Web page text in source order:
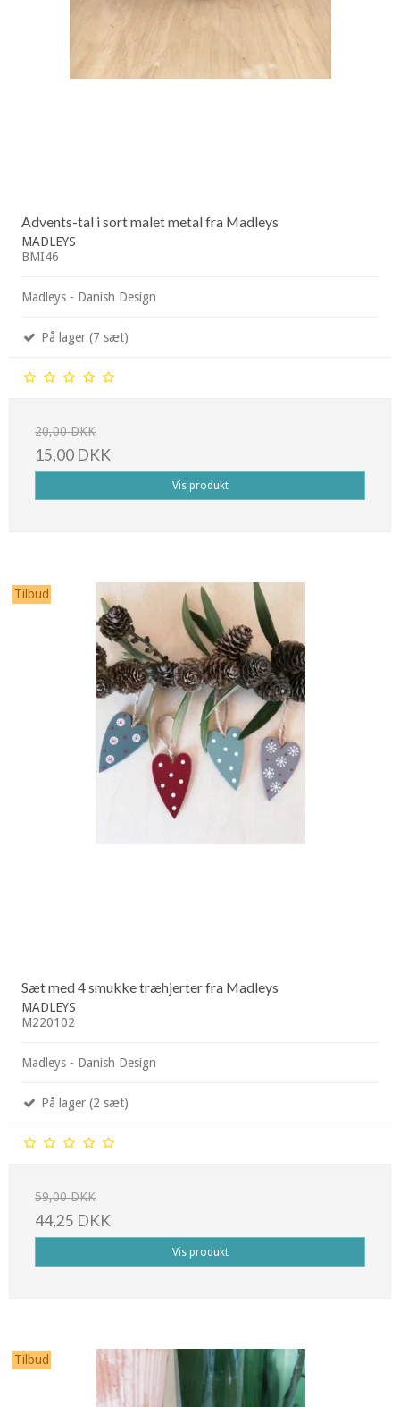
Advents-tal i sort malet metal fra Madleys
MADLEYS
BMI46
Madleys - Danish Design
På lager (7 sæt)
20,00 DKK
15,00 DKK
Vis produkt
Tilbud
Sæt med 4 smukke træhjerter fra Madleys
MADLEYS
M220102
Madleys - Danish Design
På lager (2 sæt)
59,00 DKK
44,25 DKK
Vis produkt
Tilbud